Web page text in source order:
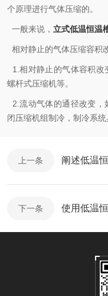
个原理进行气体压缩的。
一般来说， 立式低温恒温
相对静止的气体压缩容积
1.相对静止的气体容积改
螺杆式压缩机等。
2.流动气体的通径改变，
闭压缩机组制冷，制冷系
上一条 阐述低温
下一条 使用低温